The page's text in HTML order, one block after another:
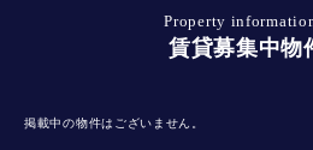
Property
賃貸募集中物
掲載中の物件はございません。